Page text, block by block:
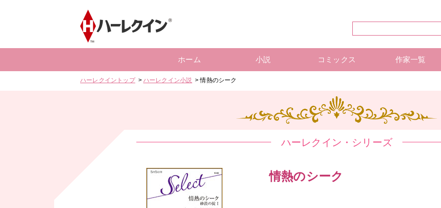
ホーム 小説 コミックス 作家一覧
ハーレクイントップ ハーレクイン小説 情熱のシーク
ハーレクイン・シリーズ
情熱のシーク